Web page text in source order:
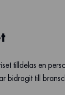
tilldelas en
bidragit till